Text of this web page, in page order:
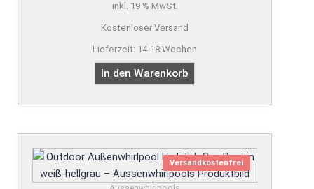
inkl. 19 % MwSt.
Kostenloser Versand
Lieferzeit: 14-18 Wochen
In den Warenkorb
Versandkostenfrei